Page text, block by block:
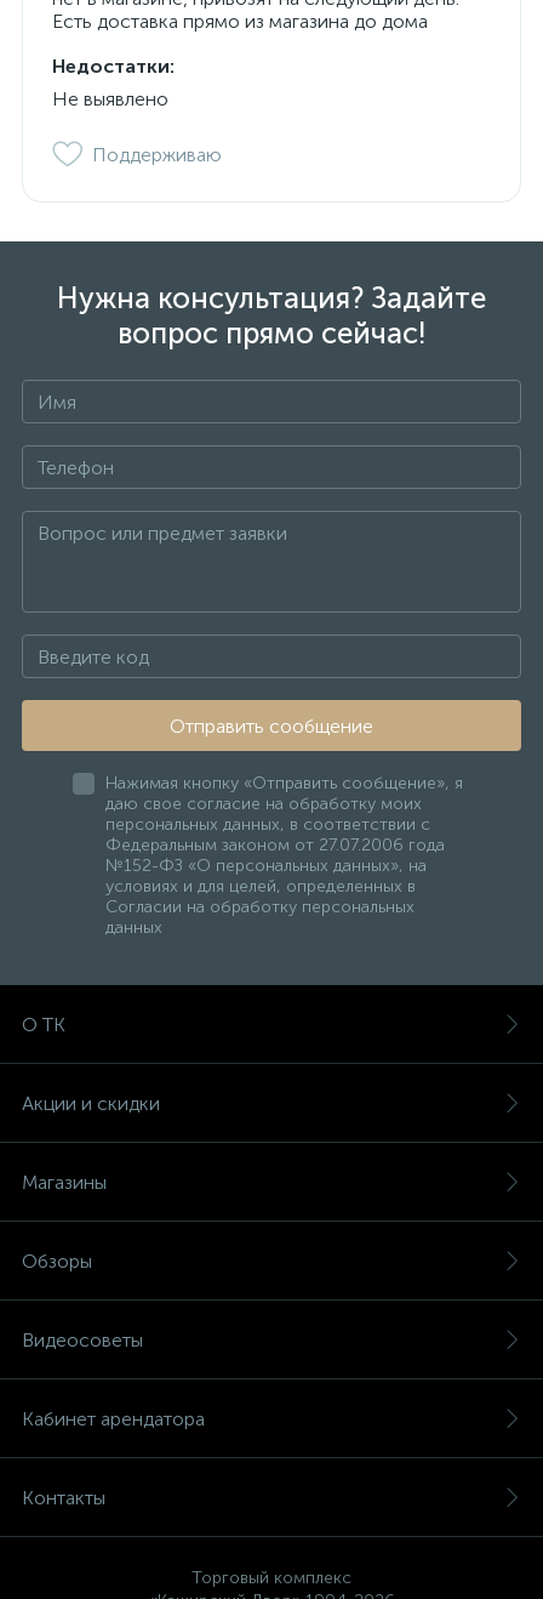
Есть доставка прямо из магазина до дома
Недостатки:
Не выявлено
Поддерживаю
Нужна консультация? Задайте
вопрос прямо сейчас!
Отправить сообщение
Нажимая кнопку «Отправить сообщение», я
даю свое согласие на обработку моих
персональных данных, в соответствии с
Федеральным законом от 27.07.2006 года
№152-ФЗ «О персональных данных», на
условиях и для целей, определенных в
Согласии на обработку персональных
данных
О ТК
Акции и скидки
Магазины
Обзоры
Видеосоветы
Кабинет арендатора
Контакты
Торговый комплекс